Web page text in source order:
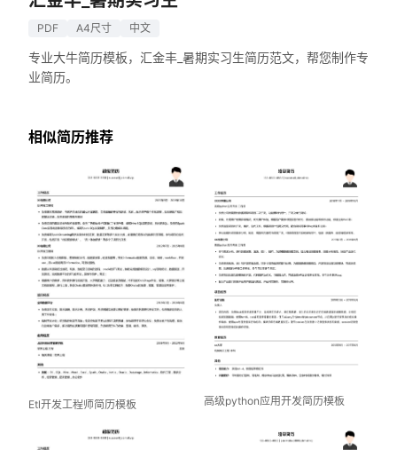
PDF A4尺寸 中文
专业大牛简历模板，汇金丰_暑期实习生简历范文，帮您制作专
业简历。
相似简历推荐
Etl开发工程师简历模板 高级python应用开发简历模板